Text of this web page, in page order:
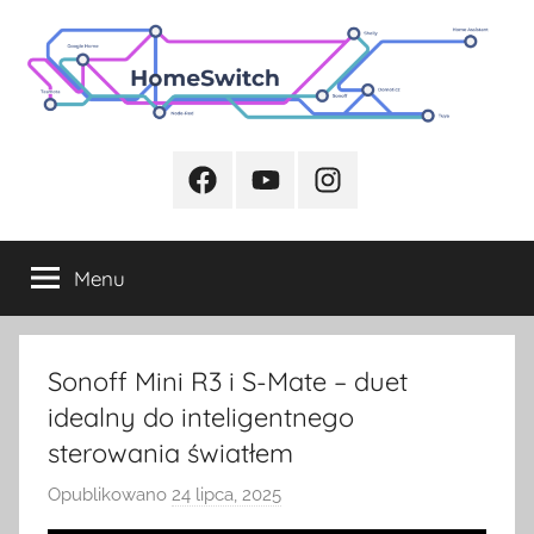
treści
FacebookYoutubeInstagram
Menu
Sonoff Mini R3 i S-Mate – duet
idealny do inteligentnego
sterowania światłem
Opublikowano 24 lipca, 2025
r